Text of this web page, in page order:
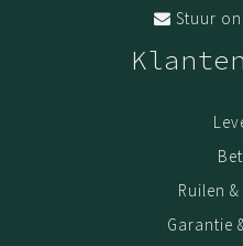
Stuur
Ruilen
Garantie